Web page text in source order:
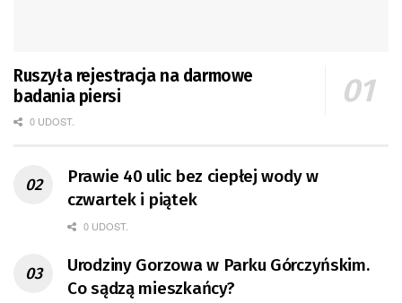
Ruszyła rejestracja na darmowe
badania piersi
0 UDOST.
Prawie 40 ulic bez ciepłej wody w
czwartek i piątek
0 UDOST.
Urodziny Gorzowa w Parku Górczyńskim.
Co sądzą mieszkańcy?